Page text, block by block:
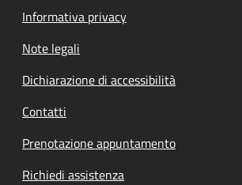
Informativa privacy
Note legali
Dichiarazione di accessibilità
Contatti
Prenotazione appuntamento
Richiedi assistenza